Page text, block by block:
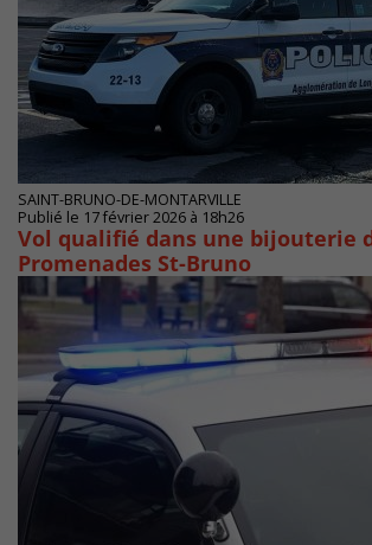
SAINT-BRUNO-DE-MONTARVILLE
Publié le 17 février 2026 à 18h26
Vol qualifié dans une bijouterie
Promenades St-Bruno